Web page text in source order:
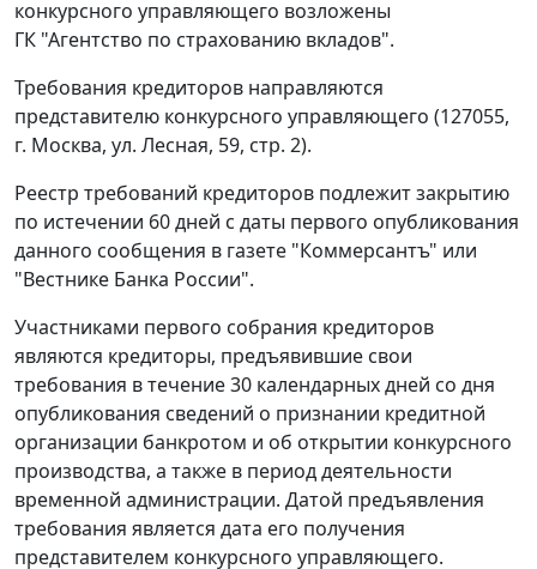
конкурсного управляющего возложены
ГК "Агентство по страхованию вкладов".
Требования кредиторов направляются
представителю конкурсного управляющего (127055,
г. Москва, ул. Лесная, 59, стр. 2).
Реестр требований кредиторов подлежит закрытию
по истечении 60 дней с даты первого опубликования
данного сообщения в газете "Коммерсантъ" или
"Вестнике Банка России".
Участниками первого собрания кредиторов
являются кредиторы, предъявившие свои
требования в течение 30 календарных дней со дня
опубликования сведений о признании кредитной
организации банкротом и об открытии конкурсного
производства, а также в период деятельности
временной администрации. Датой предъявления
требования является дата его получения
представителем конкурсного управляющего.